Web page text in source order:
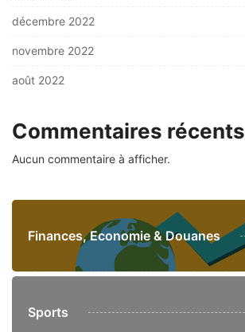
décembre 2022
novembre 2022
août 2022
Commentaires récents
Aucun commentaire à afficher.
Finances, Economie & Douanes
Sports